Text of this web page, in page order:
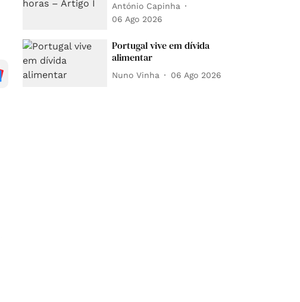
António Capinha
06 Ago 2026
Portugal vive em dívida
alimentar
Nuno Vinha 06 Ago 2026